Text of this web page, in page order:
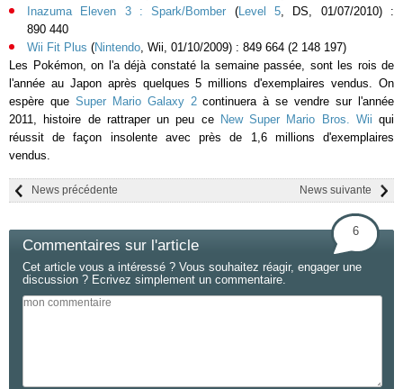
Inazuma Eleven 3 : Spark/Bomber (Level 5, DS, 01/07/2010) :
890 440
Wii Fit Plus (Nintendo, Wii, 01/10/2009) : 849 664 (2 148 197)
Les Pokémon, on l'a déjà constaté la semaine passée, sont les rois de
l'année au Japon après quelques 5 millions d'exemplaires vendus. On
espère que Super Mario Galaxy 2continuera à se vendre sur l'année
2011, histoire de rattraper un peu ce New Super Mario Bros. Wii qui
réussit de façon insolente avec près de 1,6 millions d'exemplaires
vendus.
News suivante
News précédente
Commentaires sur l'article
6
Cet article vous a intéressé ? Vous souhaitez réagir, engager une
discussion ? Ecrivez simplement un commentaire.